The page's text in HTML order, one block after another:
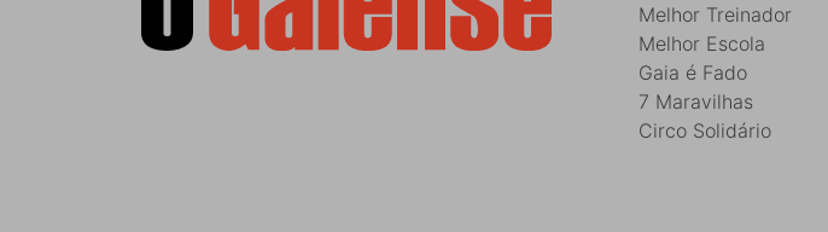
Melhor Treinador
Melhor Escola
Gaia é Fado
7 Maravilhas
Circo Solidário